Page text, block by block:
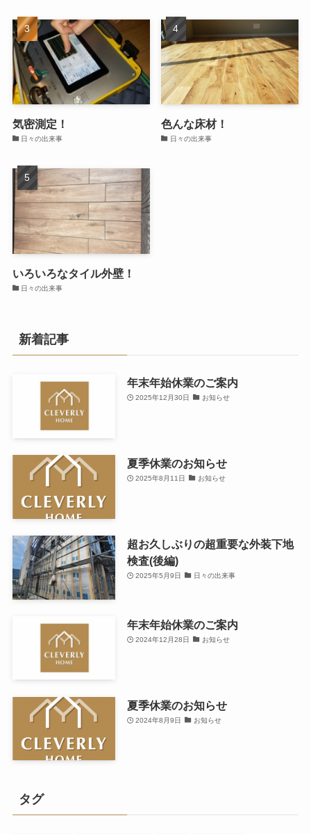
気密測定！
日々の出来事
色んな床材！
日々の出来事
いろいろなタイル外壁！
日々の出来事
新着記事
年末年始休業のご案内
2025年12月30日 お知らせ
夏季休業のお知らせ
2025年8月11日 お知らせ
超お久しぶりの超重要な外装下地
検査(後編)
2025年5月9日 日々の出来事
年末年始休業のご案内
2024年12月28日 お知らせ
夏季休業のお知らせ
2024年8月9日 お知らせ
タグ